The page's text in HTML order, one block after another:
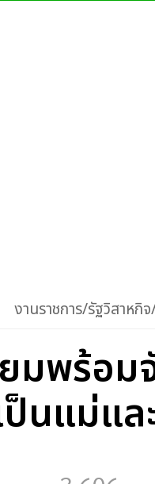
งานราชการ/รัฐวิสาหกิ
มพร้อ
ป็นแม่แ